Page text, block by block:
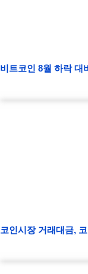
비트코인 8월 하락 대
코인시장 거래대금,